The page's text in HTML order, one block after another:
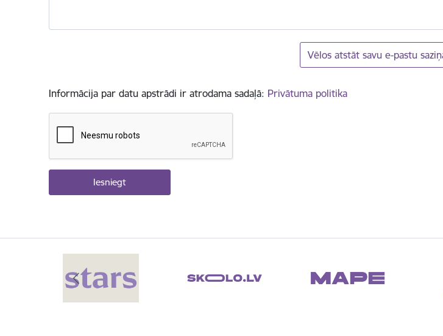
Vēlos atstāt savu e-pastu
Informācija par datu apstrādi ir atrodama sadaļā: Privātuma politika